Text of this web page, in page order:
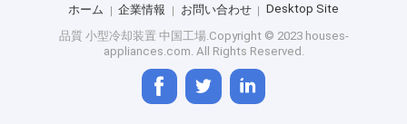
ホーム 企業情報 お問い合わせ Desktop Site
品質 小型冷却装置 中国工場.Copyright © 2023 houses-
appliances.com. All Rights Reserved.